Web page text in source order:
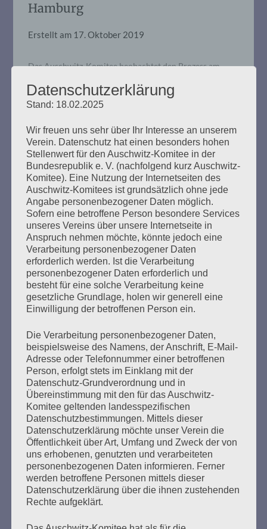
Hamburg
Erstellt am 17. Oktober 2019
Das Auschwitz-Komitee beobachtet den Prozess am
Bruno D. (jetzt 93), Aufseher im KZ Stutthof. Das
Tagebuch: 1 2 3 4 Weiter > >>
mehr ...
Stutthof-Prozess: AUFRUF ZUR
MAHNWACHE
Erstellt am17. Oktober 2019
Der Prozess am Hamburger Jugendschwurgericht gegen
Bruno D. (93), SS-Wachmann im KZ Stutthof, ist zu Ende
gegangen. Am 23. Juli 2020 wurde das Urteil verkündet.
Wetter und Corona – haben einige ganz Tapfere von uns
draußen vor dem Strafjustizgebäude eine Mahnwache
durchgeführt, immer rechtzeitig vor
Verhandlungsbeginn. Vielen…
mehr ...
Seitennummerierung
der
30
Datenschutzerklärung
Stand: 18.02.2025
Wir freuen uns sehr über Ihr Interesse an unserem
Verein. Datenschutz hat einen besonders hohen
Stellenwert für den Auschwitz-Komitee in der
Bundesrepublik e. V. (nachfolgend kurz Auschwitz-
Komitee). Eine Nutzung der Internetseiten des
Auschwitz-Komitees ist grundsätzlich ohne jede
Angabe personenbezogener Daten möglich.
Sofern eine betroffene Person besondere Services
unseres Vereins über unsere Internetseite in
Anspruch nehmen möchte, könnte jedoch eine
Verarbeitung personenbezogener Daten
erforderlich werden. Ist die Verarbeitung
personenbezogener Daten erforderlich und
besteht für eine solche Verarbeitung keine
gesetzliche Grundlage, holen wir generell eine
Einwilligung der betroffenen Person ein.
Die Verarbeitung personenbezogener Daten,
beispielsweise des Namens, der Anschrift, E-Mail-
Adresse oder Telefonnummer einer betroffenen
Person, erfolgt stets im Einklang mit der
Datenschutz-Grundverordnung und in
Übereinstimmung mit den für das Auschwitz-
Komitee geltenden landesspezifischen
Datenschutzbestimmungen. Mittels dieser
Datenschutzerklärung möchte unser Verein die
Öffentlichkeit über Art, Umfang und Zweck der von
uns erhobenen, genutzten und verarbeiteten
personenbezogenen Daten informieren. Ferner
werden betroffene Personen mittels dieser
Datenschutzerklärung über die ihnen zustehenden
Rechte aufgeklärt.